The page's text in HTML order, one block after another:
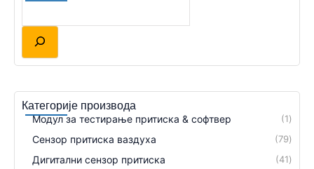
Категорије производа
Модул за тестирање притиска & софтвер 1
Сензор притиска ваздуха 79
Дигитални сензор притиска 41